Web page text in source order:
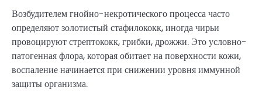
Возбудителем гнойно-некротического процесса часто
определяют золотистый стафилококк, иногда чирьи
провоцируют стрептококк, грибки, дрожжи. Это условно-
патогенная флора, которая обитает на поверхности кожи,
воспаление начинается при снижении уровня иммунной
защиты организма.